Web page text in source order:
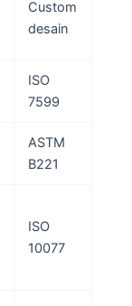
Custom
desain
ISO
7599
ASTM
B221
ISO
10077